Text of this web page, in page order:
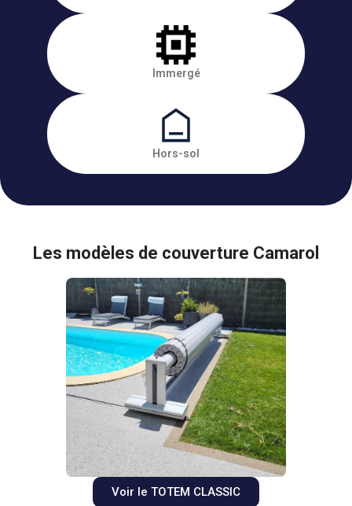
Immergé
Hors-sol
Les modèles de couverture Camarol
Voir le TOTEM CLASSIC